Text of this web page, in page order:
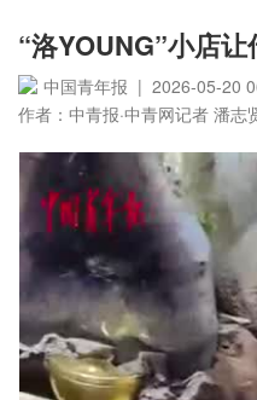
“洛YOUNG”小店
中国青年报 | 2026-05-20
作者：中青报·中青网记者 潘志